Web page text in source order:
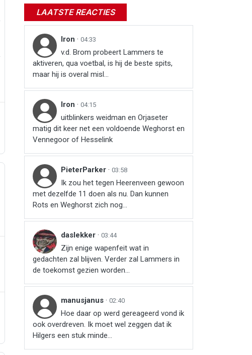
LAATSTE REACTIES
Iron · 04:33
v.d. Brom probeert Lammers te
aktiveren, qua voetbal, is hij de beste spits,
maar hij is overal misl...
Iron · 04:15
uitblinkers weidman en Orjaseter
matig dit keer net een voldoende Weghorst en
Vennegoor of Hesselink
PieterParker · 03:58
Ik zou het tegen Heerenveen gewoon
met dezelfde 11 doen als nu. Dan kunnen
Rots en Weghorst zich nog...
daslekker · 03:44
Zijn enige wapenfeit wat in
gedachten zal blijven. Verder zal Lammers in
de toekomst gezien worden...
manusjanus · 02:40
Hoe daar op werd gereageerd vond ik
ook overdreven. Ik moet wel zeggen dat ik
Hilgers een stuk minde...